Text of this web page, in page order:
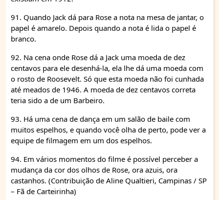
91. Quando Jack dá para Rose a nota na mesa de jantar, o
papel é amarelo. Depois quando a nota é lida o papel é
branco.
92. Na cena onde Rose dá a Jack uma moeda de dez
centavos para ele desenhá-la, ela lhe dá uma moeda com
o rosto de Roosevelt. Só que esta moeda não foi cunhada
até meados de 1946. A moeda de dez centavos correta
teria sido a de um Barbeiro.
93. Há uma cena de dança em um salão de baile com
muitos espelhos, e quando você olha de perto, pode ver a
equipe de filmagem em um dos espelhos.
94. Em vários momentos do filme é possível perceber a
mudança da cor dos olhos de Rose, ora azuis, ora
castanhos. (Contribuição de Aline Qualtieri, Campinas / SP
– Fã de Carteirinha)